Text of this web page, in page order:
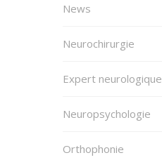
News
Neurochirurgie
Expert neurologique
Neuropsychologie
Orthophonie